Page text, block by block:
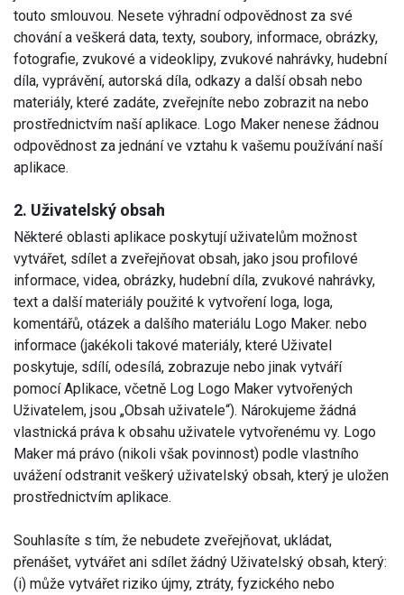
touto smlouvou. Nesete výhradní odpovědnost za své
chování a veškerá data, texty, soubory, informace, obrázky,
fotografie, zvukové a videoklipy, zvukové nahrávky, hudební
díla, vyprávění, autorská díla, odkazy a další obsah nebo
materiály, které zadáte, zveřejníte nebo zobrazit na nebo
prostřednictvím naší aplikace. Logo Maker nenese žádnou
odpovědnost za jednání ve vztahu k vašemu používání naší
aplikace.
2. Uživatelský obsah
Některé oblasti aplikace poskytují uživatelům možnost
vytvářet, sdílet a zveřejňovat obsah, jako jsou profilové
informace, videa, obrázky, hudební díla, zvukové nahrávky,
text a další materiály použité k vytvoření loga, loga,
komentářů, otázek a dalšího materiálu Logo Maker. nebo
informace (jakékoli takové materiály, které Uživatel
poskytuje, sdílí, odesílá, zobrazuje nebo jinak vytváří
pomocí Aplikace, včetně Log Logo Maker vytvořených
Uživatelem, jsou „Obsah uživatele“). Nárokujeme žádná
vlastnická práva k obsahu uživatele vytvořenému vy. Logo
Maker má právo (nikoli však povinnost) podle vlastního
uvážení odstranit veškerý uživatelský obsah, který je uložen
prostřednictvím aplikace.
Souhlasíte s tím, že nebudete zveřejňovat, ukládat,
přenášet, vytvářet ani sdílet žádný Uživatelský obsah, který:
(i) může vytvářet riziko újmy, ztráty, fyzického nebo